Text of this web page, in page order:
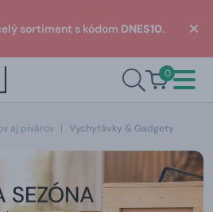
sortiment s kódom DNES10.
0
aj pivárov | Vychytávky & Gadgety